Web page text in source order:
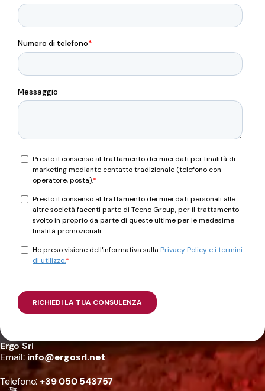
Ergo Srl
Email: info@ergosrl.net
Telefono:+39 050 543757